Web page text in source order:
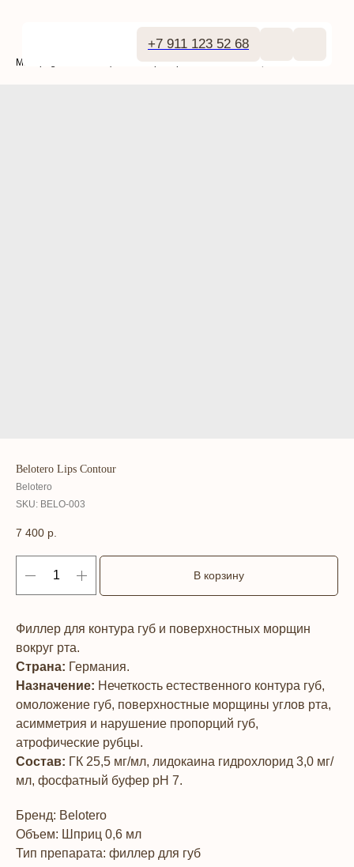
+7 911 123 52 68
Main page Инъекционные препараты Belotero Lips Contour
Belotero Lips Contour
Belotero
SKU: BELO-003
7 400 р.
В корзину
Филлер для контура губ и поверхностных морщин
вокруг рта.
Страна: Германия.
Назначение: Нечеткость естественного контура губ,
омоложение губ, поверхностные морщины углов рта,
асимметрия и нарушение пропорций губ,
атрофические рубцы.
Состав: ГК 25,5 мг/мл, лидокаина гидрохлорид 3,0 мг/
мл, фосфатный буфер pH 7.
Бренд: Belotero
Объем: Шприц 0,6 мл
Тип препарата: филлер для губ
Меню
О нас
Адреса центров
Франшиза
Интернет-магазин
Клиника
Контакты